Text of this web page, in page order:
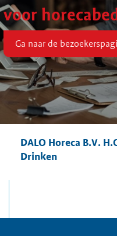
voor
Ga naar de
DALO Horeca B.V.
Drinken